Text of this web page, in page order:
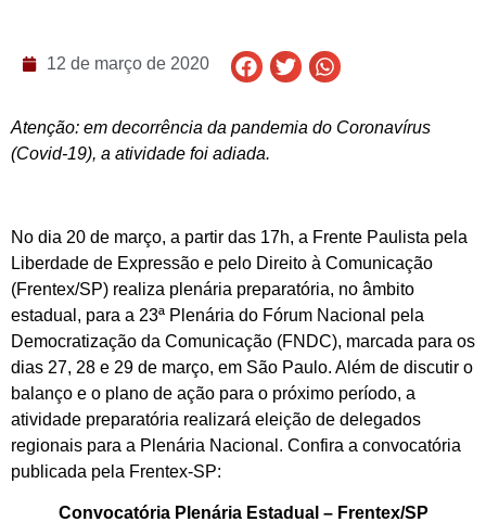
12 de março de 2020
Atenção: em decorrência da pandemia do Coronavírus
(Covid-19), a atividade foi adiada.
No dia 20 de março, a partir das 17h, a Frente Paulista pela
Liberdade de Expressão e pelo Direito à Comunicação
(Frentex/SP) realiza plenária preparatória, no âmbito
estadual, para a 23ª Plenária do Fórum Nacional pela
Democratização da Comunicação (FNDC), marcada para os
dias 27, 28 e 29 de março, em São Paulo. Além de discutir o
balanço e o plano de ação para o próximo período, a
atividade preparatória realizará eleição de delegados
regionais para a Plenária Nacional. Confira a convocatória
publicada pela Frentex-SP:
Convocatória Plenária Estadual – Frentex/SP